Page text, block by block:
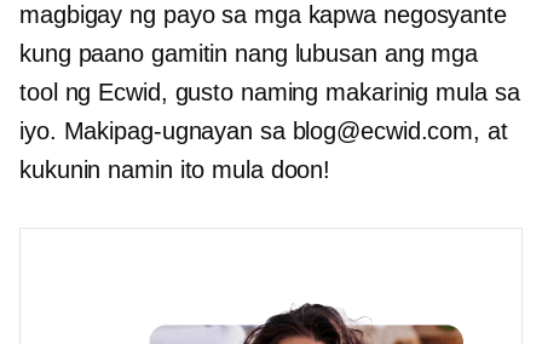
magbigay ng payo sa mga kapwa negosyante
kung paano gamitin nang lubusan ang mga
tool ng Ecwid, gusto naming makarinig mula sa
iyo. Makipag-ugnayan sa blog@ecwid.com, at
kukunin namin ito mula doon!